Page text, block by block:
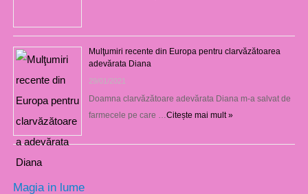
Mulţumiri recente din Europa pentru clarvăzătoarea
adevărata Diana
29/01/2021
Doamna clarvăzătoare adevărata Diana m-a salvat de
farmecele pe care … Citește mai mult »
Magia in lume